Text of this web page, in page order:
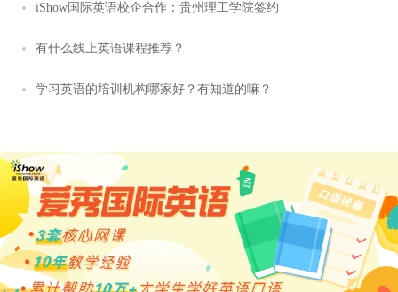
iShow国际英语校企合作：贵州理工学院签约
有什么线上英语课程推荐？
学习英语的培训机构哪家好？有知道的嘛？